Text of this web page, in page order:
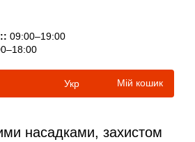
09:00–19:00
Укр Мій кошик
насадками, захистом